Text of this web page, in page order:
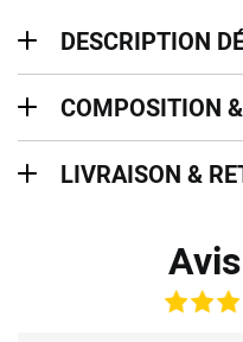
DESCRIPTION
COMPOSITION
LIVRAISON &